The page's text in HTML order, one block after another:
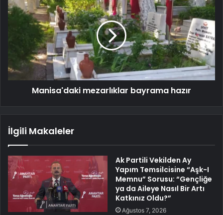
Manisa'daki mezarlıklar bayrama hazır
İlgili Makaleler
Ak Partili Vekilden Ay
Yapım Temsilcisine “Aşk-I
Memnu” Sorusu: “Gençliğe
ya da Aileye Nasıl Bir Artı
Katkınız Oldu?”
Ağustos 7, 2026